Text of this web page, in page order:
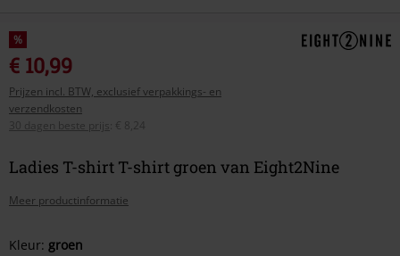
%
€ 10,99
Prijzen incl. BTW, exclusief verpakkings- en
verzendkosten
30 dagen beste prijs
€ 8,24
Ladies T-shirt T-shirt groen van Eight2Nine
Meer productinformatie
Kies
Kleur: groen